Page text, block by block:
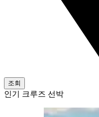
조회
인기 크루즈 선박